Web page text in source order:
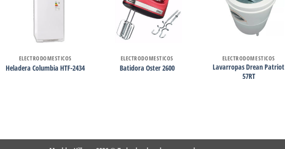
ELECTRODOMESTICOS
Heladera Columbia HTF-2434
ELECTRODOMESTICOS
Batidora Oster 2600
ELECTRODOMESTICOS
Lavarropas Drean Patriot
57RT